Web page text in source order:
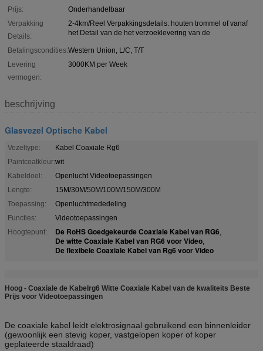
Prijs:
Onderhandelbaar
Verpakking
Details:
2-4km/Reel Verpakkingsdetails: houten trommel of vanaf
het Detail van de het verzoeklevering van de
Betalingscondities:Western Union, L/C, T/T
Levering
vermogen:
3000KM per Week
beschrijving
Glasvezel Optische Kabel
Vezeltype:
Kabel Coaxiale Rg6
Paintcoatkleur:wit
Kabeldoel:
Openlucht Videotoepassingen
Lengte:
15M/30M/50M/100M/150M/300M
Toepassing:
Openluchtmededeling
Functies:
Videotoepassingen
Hoogtepunt:
De RoHS Goedgekeurde Coaxiale Kabel van RG6,
De witte Coaxiale Kabel van RG6 voor Video,
De flexibele Coaxiale Kabel van Rg6 voor Video
Hoog - Coaxiale de Kabelrg6 Witte Coaxiale Kabel van de kwaliteits Beste
Prijs voor Videotoepassingen
De coaxiale kabel leidt elektrosignaal gebruikend een binnenleider
(gewoonlijk een stevig koper, vastgelopen koper of koper
geplateerde staaldraad)